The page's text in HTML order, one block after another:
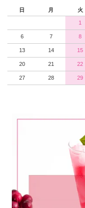
日 月 火
1
6 7 8
13 14 15
20 21 22
27 28 29